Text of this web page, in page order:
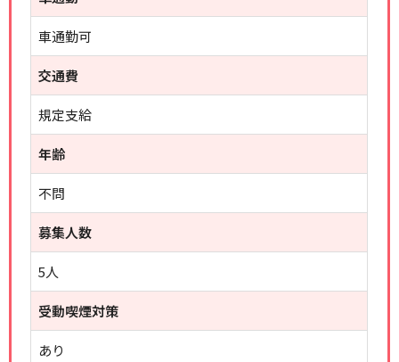
車通勤可
交通費
規定支給
年齢
不問
募集人数
5人
受動喫煙対策
あり